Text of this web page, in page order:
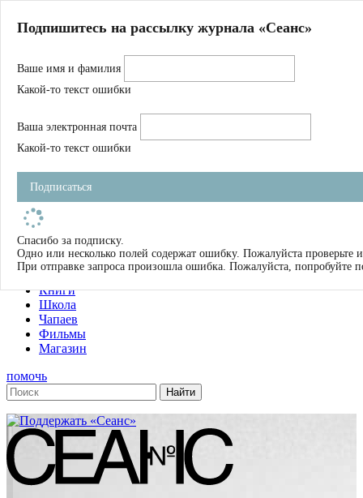
Магазин
Журнал
Школа
Устав
Фильмы
Имена
Тэги
О нас
Журнал
Книги
Школа
Чапаев
Фильмы
Магазин
помочь
Подпишитесь на рассылку журнала «Сеанс»
Ваше имя и фамилия
Какой-то текст ошибки
Ваша электронная почта
Какой-то текст ошибки
Подписаться
Спасибо за подписку.
Одно или несколько полей содержат ошибку. Пожалуйста проверьте
При отправке запроса произошла ошибка. Пожалуйста, попробуйте